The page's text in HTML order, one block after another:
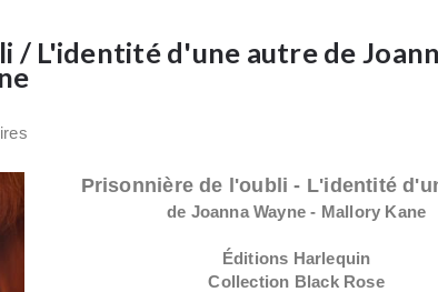
/ L'identité d'une autre de
Prisonnière de l'oubli - L'identité
de Joanna Wayne - Mallory Kane
Éditions Harlequin
Collection Black Rose